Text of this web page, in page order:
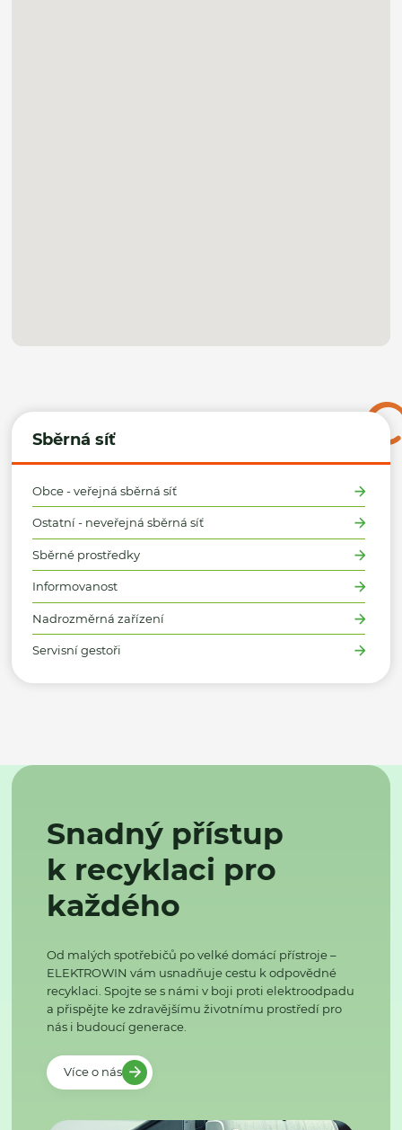
Sběrná síť
Obce - veřejná sběrná síť
Ostatní - neveřejná sběrná síť
Sběrné prostředky
Informovanost
Nadrozměrná zařízení
Servisní gestoři
Snadný přístup
k recyklaci pro
každého
Od malých spotřebičů po velké domácí přístroje –
ELEKTROWIN vám usnadňuje cestu k odpovědné
recyklaci. Spojte se s námi v boji proti elektroodpadu
a přispějte ke zdravějšímu životnímu prostředí pro
nás i budoucí generace.
Více o nás